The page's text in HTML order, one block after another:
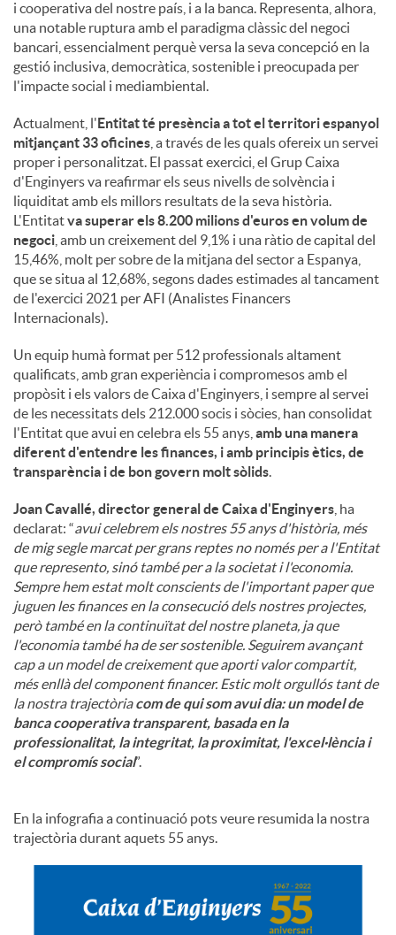
i cooperativa del nostre país, i a la banca. Representa, alhora,
una notable ruptura amb el paradigma clàssic del negoci
bancari, essencialment perquè versa la seva concepció en la
gestió inclusiva, democràtica, sostenible i preocupada per
l'impacte social i mediambiental.
Actualment, l'Entitat té presència a tot el territori espanyol
mitjançant 33 oficines , a través de les quals ofereix un servei
proper i personalitzat. El passat exercici, el Grup Caixa
d'Enginyers va reafirmar els seus nivells de solvència i
liquiditat amb els millors resultats de la seva història.
L'Entitatva superar els 8.200 milions d'euros en volum de
negoci , amb un creixement del 9,1% i una ràtio de capital del
15,46%, molt per sobre de la mitjana del sector a Espanya,
que se situa al 12,68%, segons dades estimades al tancament
de l'exercici 2021 per AFI (Analistes Financers
Internacionals).
Un equip humà format per 512 professionals altament
qualificats, amb gran experiència i compromesos amb el
propòsit i els valors de Caixa d'Enginyers, i sempre al servei
de les necessitats dels 212.000 socis i sòcies, han consolidat
l'Entitat que avui en celebra els 55 anys, amb una manera
diferent d'entendre les finances, i amb principis ètics, de
transparència i de bon govern molt sòlids.
Joan Cavallé, director general de Caixa d'Enginyers , ha
declarat: “avui celebrem els nostres 55 anys d'història, més
de mig segle marcat per grans reptes no només per a l'Entitat
que represento, sinó també per a la societat i l'economia.
Sempre hem estat molt conscients de l'important paper que
juguen les finances en la consecució dels nostres projectes,
però també en la continuïtat del nostre planeta, ja que
l'economia també ha de ser sostenible. Seguirem avançant
cap a un model de creixement que aporti valor compartit,
més enllà del component financer. Estic molt orgullós tant de
la nostra trajectòriacom de qui som avui dia: un model de
banca cooperativa transparent, basada en la
professionalitat, la integritat, la proximitat, l'excel·lència i
el compromís social”.
En la infografia a continuació pots veure resumida la nostra
trajectòria durant aquets 55 anys.